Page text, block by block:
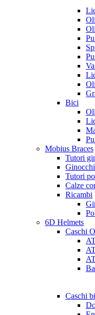
Bici
Mobius Braces
Tutori
Tutori
Calze
Ricambi
6D Helmets
Caschi
Caschi